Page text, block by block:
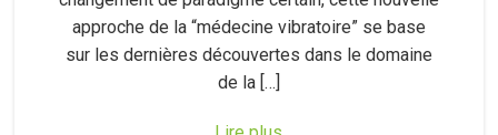
approche de la “médecine vibratoire” se base
sur les dernières découvertes dans le domaine
de la […]